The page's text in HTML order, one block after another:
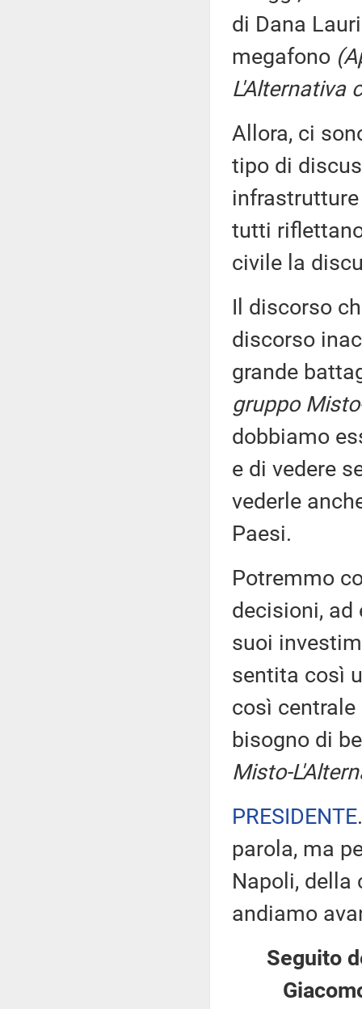
di Dana
megafono
L'Alternativa
Allora, ci
tipo di
tutti
civile la
Il discorso
discorso
grande
gruppo
dobbiamo
e di vedere
vederle
Paesi.
Potremmo
decisioni, ad
suoi
sentita così
così
bisogno di
Misto-
PRESIDENTE
parola, ma
Napoli, della
andiamo
Seguito